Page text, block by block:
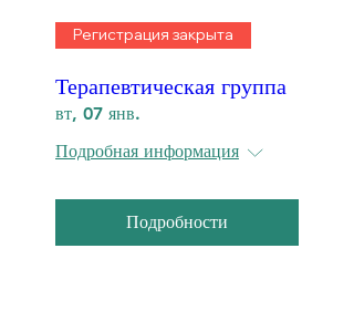
Регистрация закрыта
Терапевтическая группа
вт, 07 янв.
Подробная информация
Подробности